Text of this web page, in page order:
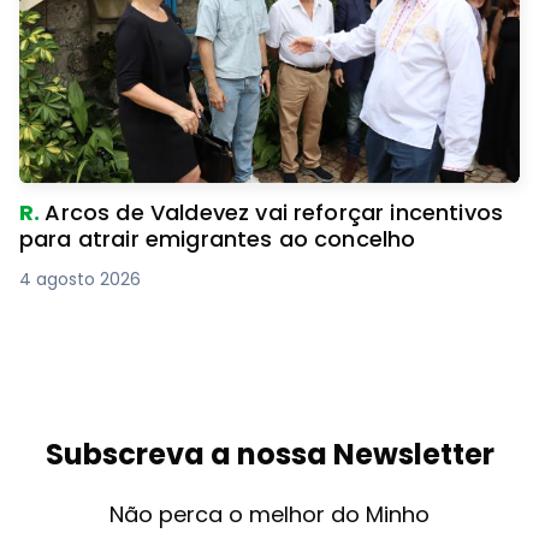
R.Arcos de Valdevez vai reforçar incentivos
para atrair emigrantes ao concelho
4 agosto 2026
Subscreva a nossa Newsletter
Não perca o melhor do Minho